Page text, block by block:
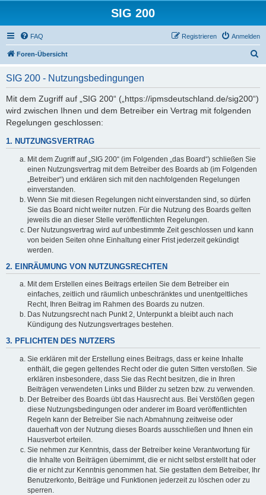
SIG 200
FAQ Anmelden
Registrieren
Foren-Übersicht
SIG 200 - Nutzungsbedingungen
Mit dem Zugriff auf „SIG 200“ („https://ipmsdeutschland.de/sig200“)
wird zwischen Ihnen und dem Betreiber ein Vertrag mit folgenden
Regelungen geschlossen:
1. NUTZUNGSVERTRAG
Mit dem Zugriff auf „SIG 200“ (im Folgenden „das Board“) schließen Sie
einen Nutzungsvertrag mit dem Betreiber des Boards ab (im Folgenden
„Betreiber“) und erklären sich mit den nachfolgenden Regelungen
einverstanden.
Wenn Sie mit diesen Regelungen nicht einverstanden sind, so dürfen
Sie das Board nicht weiter nutzen. Für die Nutzung des Boards gelten
jeweils die an dieser Stelle veröffentlichten Regelungen.
Der Nutzungsvertrag wird auf unbestimmte Zeit geschlossen und kann
von beiden Seiten ohne Einhaltung einer Frist jederzeit gekündigt
werden.
2. EINRÄUMUNG VON NUTZUNGSRECHTEN
Mit dem Erstellen eines Beitrags erteilen Sie dem Betreiber ein
einfaches, zeitlich und räumlich unbeschränktes und unentgeltliches
Recht, Ihren Beitrag im Rahmen des Boards zu nutzen.
Das Nutzungsrecht nach Punkt 2, Unterpunkt a bleibt auch nach
Kündigung des Nutzungsvertrages bestehen.
3. PFLICHTEN DES NUTZERS
Sie erklären mit der Erstellung eines Beitrags, dass er keine Inhalte
enthält, die gegen geltendes Recht oder die guten Sitten verstoßen. Sie
erklären insbesondere, dass Sie das Recht besitzen, die in Ihren
Beiträgen verwendeten Links und Bilder zu setzen bzw. zu verwenden.
Der Betreiber des Boards übt das Hausrecht aus. Bei Verstößen gegen
diese Nutzungsbedingungen oder anderer im Board veröffentlichten
Regeln kann der Betreiber Sie nach Abmahnung zeitweise oder
dauerhaft von der Nutzung dieses Boards ausschließen und Ihnen ein
Hausverbot erteilen.
Sie nehmen zur Kenntnis, dass der Betreiber keine Verantwortung für
die Inhalte von Beiträgen übernimmt, die er nicht selbst erstellt hat oder
die er nicht zur Kenntnis genommen hat. Sie gestatten dem Betreiber, Ihr
Benutzerkonto, Beiträge und Funktionen jederzeit zu löschen oder zu
sperren.